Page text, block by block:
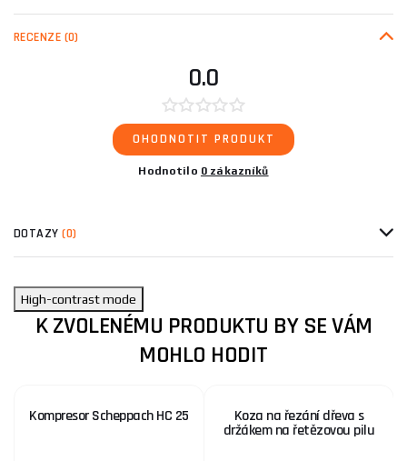
RECENZE (0)
0.0
OHODNOTIT PRODUKT
Hodnotilo 0 zákazníků
DOTAZY(0)
High-contrast mode
K ZVOLENÉMU PRODUKTU BY SE VÁM
MOHLO HODIT
Kompresor Scheppach HC 25 Koza na řezání dřeva s
držákem na řetězovou pilu